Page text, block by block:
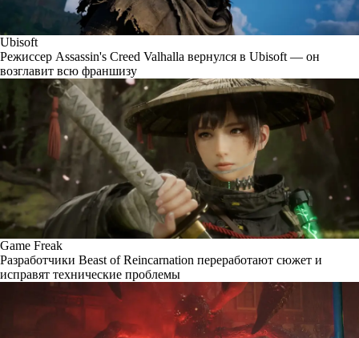
Ubisoft
Режиссер Assassin's Creed Valhalla вернулся в Ubisoft — он
возглавит всю франшизу
Game Freak
Разработчики Beast of Reincarnation переработают сюжет и
исправят технические проблемы